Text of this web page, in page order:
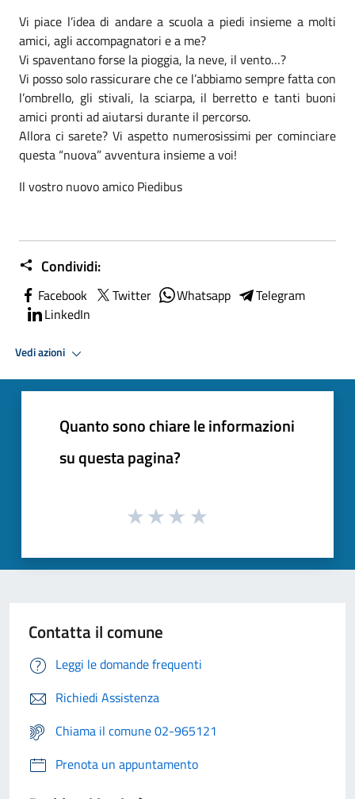
Vi piace l’idea di andare a scuola a piedi insieme a molti
amici, agli accompagnatori e a me?
Vi spaventano forse la pioggia, la neve, il vento…?
Vi posso solo rassicurare che ce l’abbiamo sempre fatta con
l’ombrello, gli stivali, la sciarpa, il berretto e tanti buoni
amici pronti ad aiutarsi durante il percorso.
Allora ci sarete? Vi aspetto numerosissimi per cominciare
questa “nuova” avventura insieme a voi!
Il vostro nuovo amico Piedibus
Condividi:
Facebook Twitter Whatsapp
Telegram
LinkedIn
Vedi azioni
Quanto sono chiare le informazioni
su questa pagina?
Contatta il comune
Leggi le domande frequenti
Richiedi Assistenza
Chiama il comune 02-965121
Prenota un appuntamento